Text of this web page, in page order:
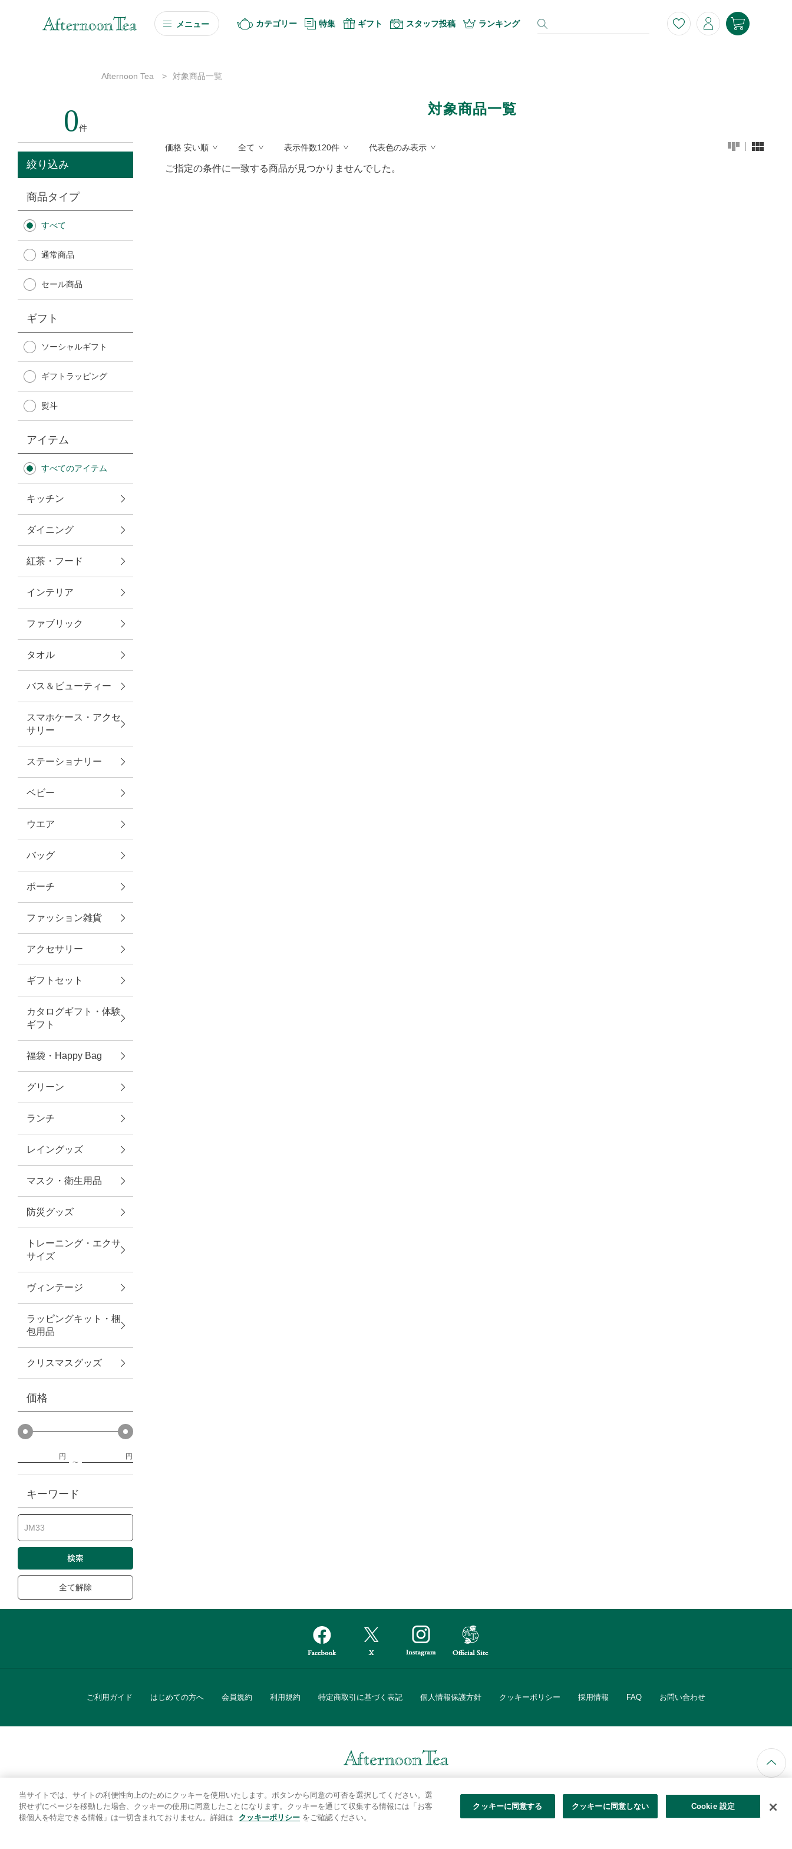
メニュー
ソーシャルギフト
カタログギフト
Afternoon Tea TEAROOM
Afternoon Tea TEAROOM
ハンディファン
日傘
保冷バッグ
無重力シリーズ
トラベルグッズ
ランチ
バッグ
キッチン・ダイニング
ダイニング
キッチン
ファブリック
グリーン
バス＆ビューティー
バス＆ビューティー
タオル
ウエア＆バッグ
ウエア
レイングッズ
アクセサリー
ファッション雑貨
ファッショングッズ
スマホケース・アクセサリー
ポーチ
ステーショナリー
その他
紅茶・フード
防災グッズ・非常食
トレーニング
ヴィンテージ
カテゴリー 特集 ギフト スタッフ投稿 ランキング
Afternoon Tea > 対象商品一覧
0件
絞り込み
商品タイプ
すべて
通常商品
セール商品
ギフト
ソーシャルギフト
ギフトラッピング
熨斗
アイテム
すべてのアイテム
キッチン
ダイニング
紅茶・フード
インテリア
ファブリック
タオル
バス＆ビューティー
スマホケース・アクセ
サリー
ステーショナリー
ベビー
ウエア
バッグ
ポーチ
ファッション雑貨
アクセサリー
ギフトセット
カタログギフト・体験
ギフト
福袋・Happy Bag
グリーン
ランチ
レイングッズ
マスク・衛生用品
防災グッズ
トレーニング・エクサ
サイズ
ヴィンテージ
ラッピングキット・梱
包用品
クリスマスグッズ
価格
円 円
キーワード
全て解除
対象商品一覧
価格 安い順 全て 表示件数120件 代表色のみ表示
ご指定の条件に一致する商品が見つかりませんでした。
ご利用ガイド はじめての方へ 会員規約 利用規約 特定商取引に基づく表記 個人情報保護方針 クッキーポリシー 採用情報 FAQ お問い合わせ
Afternoon Tea(アフタヌーンティー)公式オンラインストアでは、
キッチン・ダイニングなどの生活雑貨、紅茶・焼き菓子など、毎日新商品をご用意しています。
また、ギフトセットなどギフトにぴったりの豊富な商品がラインナップ。
当サイトでは、サイトの利便性向上のためにクッキーを使用いたします。ボタンから同意の可否を選択してください。選
択せずにページを移動した場合、クッキーの使用に同意したことになります。クッキーを通じて収集する情報には「お客
様個人を特定できる情報」は一切含まれておりません。詳細は
クッキーポリシー をご確認ください。
Cookie 設定
クッキーに同意しない
クッキーに同意する